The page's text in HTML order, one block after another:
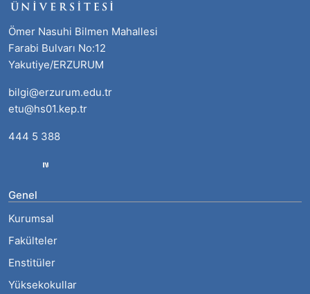
Ömer Nasuhi Bilmen Mahallesi
Farabi Bulvarı No:12
Yakutiye/ERZURUM
bilgi@erzurum.edu.tr
etu@hs01.kep.tr
444 5 388
Genel
Kurumsal
Fakülteler
Enstitüler
Yüksekokullar